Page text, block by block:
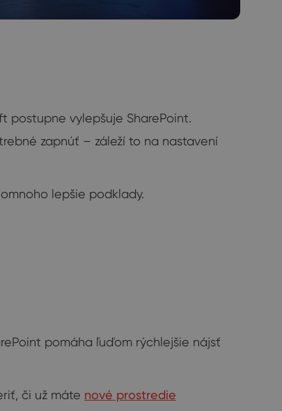
postupne vylepšuje SharePoint.
zapnúť – záleží to na nastavení
lepšie podklady.
pomáha ľuďom rýchlejšie nájsť
či už máte nové prostredie